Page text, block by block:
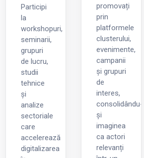
Participi
la
workshopuri,
seminarii,
grupuri
de lucru,
studii
tehnice
și
analize
sectoriale
care
accelerează
digitalizarea
promovați
prin
platformele
clusterului,
evenimente,
campanii
și grupuri
de
interes,
consolidându-
și
imaginea
ca actori
relevanți